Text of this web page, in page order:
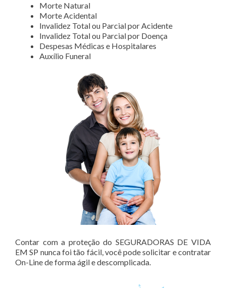
Morte Natural
Morte Acidental
Invalidez Total ou Parcial por Acidente
Invalidez Total ou Parcial por Doença
Despesas Médicas e Hospitalares
Auxílio Funeral
Contar com a proteção do SEGURADORAS DE VIDA
EM SP nunca foi tão fácil, você pode solicitar e contratar
On-Line de forma ágil e descomplicada.